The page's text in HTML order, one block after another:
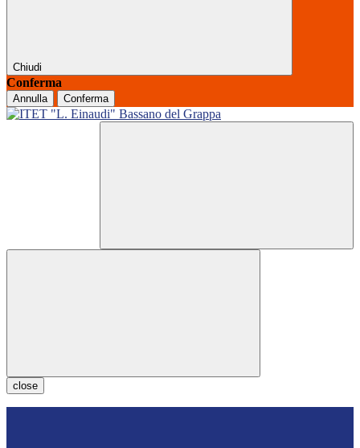
Chiudi
Conferma
Annulla Conferma
close